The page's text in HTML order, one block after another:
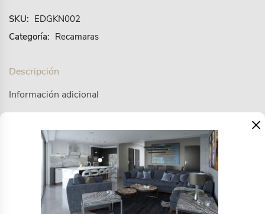
SKU: EDGKN002
Categoría: Recamaras
Descripción
Información adicional
100 % Poliester
×